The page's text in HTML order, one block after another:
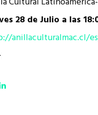
28 de Julio a las
anillaculturalmac.cl/